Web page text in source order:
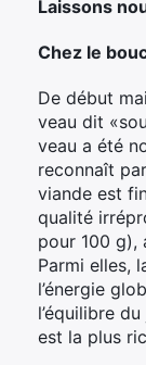
Laissons
Chez le
De début
veau dit
veau a été
reconnaît
viande est
qualité
pour 100 g),
Parmi elles,
l’énergie
l’équilibre
est la plus